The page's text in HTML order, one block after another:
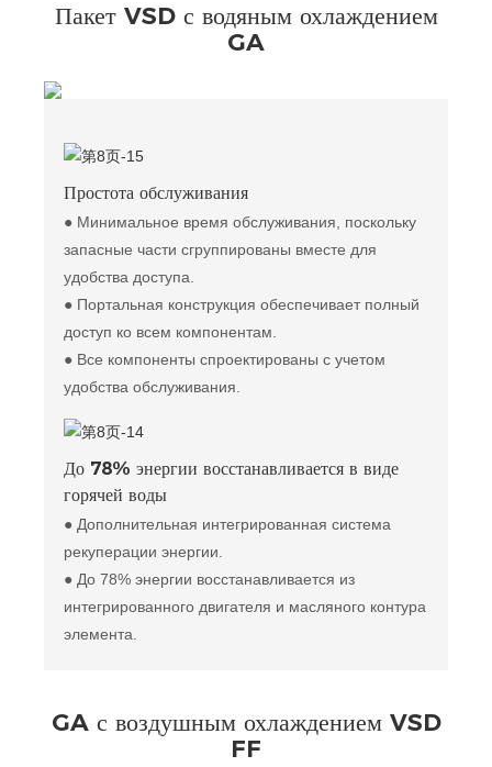
Пакет VSD с водяным охлаждением
GA
Простота обслуживания
● Минимальное время обслуживания, поскольку
запасные части сгруппированы вместе для
удобства доступа.
● Портальная конструкция обеспечивает полный
доступ ко всем компонентам.
● Все компоненты спроектированы с учетом
удобства обслуживания.
До 78% энергии восстанавливается в виде
горячей воды
● Дополнительная интегрированная система
рекуперации энергии.
● До 78% энергии восстанавливается из
интегрированного двигателя и масляного контура
элемента.
GA с воздушным охлаждением VSD
FF